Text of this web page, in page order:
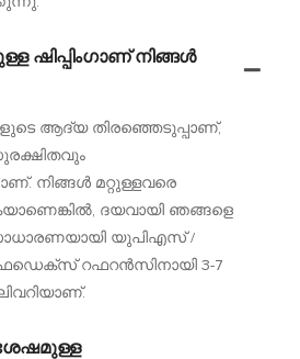
ഷിപ്പിംഗാണ് നിങ്ങൾ
ആദ്യ തിരഞ്ഞെടുപ്പാണ്,
നിങ്ങൾ മറ്റുള്ളവരെ
ദയവായി ഞങ്ങളെ
യുപിഎസ് /
റഫറൻസിനായി 3-7